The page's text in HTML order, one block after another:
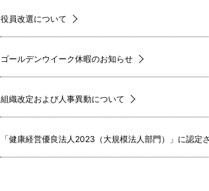
役員改選について
ゴールデンウイーク休暇のお知らせ
組織改定および人事異動について
「健康経営優良法人2023（大規模法人部門）」に認定